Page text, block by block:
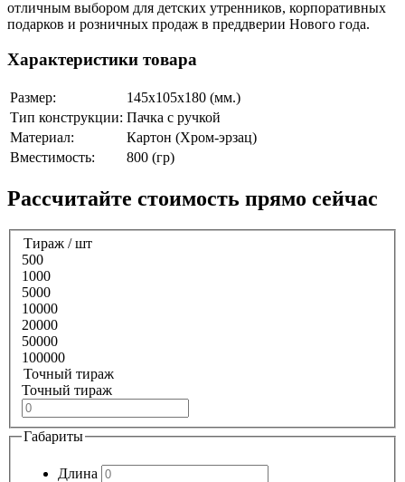
отличным выбором для детских утренников, корпоративных
подарков и розничных продаж в преддверии Нового года.
Характеристики товара
Размер:
145х105х180 (мм.)
Тип конструкции: Пачка с ручкой
Материал:
Картон (Хром-эрзац)
Вместимость:
800 (гр)
Раcсчитайте стоимость прямо сейчас
Тираж / шт
500
1000
5000
10000
20000
50000
100000
Точный тираж
Точный тираж
Габариты
Длина